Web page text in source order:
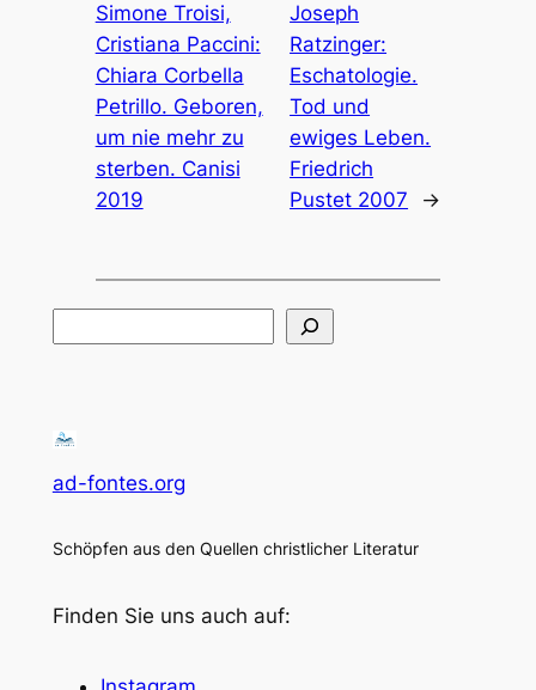
Simone Troisi,
Cristiana Paccini:
Chiara Corbella
Petrillo. Geboren,
um nie mehr zu
sterben. Canisi
2019
Joseph
Ratzinger:
Eschatologie.
Tod und
ewiges Leben.
Friedrich
Pustet 2007
→
ad-fontes.org
Schöpfen aus den Quellen christlicher Literatur
Finden Sie uns auch auf: